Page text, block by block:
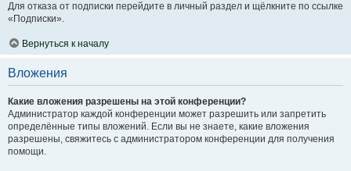
Для отказа от подписки перейдите в личный раздел и щёлкните по ссылке
«Подписки».
Вернуться к началу
Вложения
Какие вложения разрешены на этой конференции?
Администратор каждой конференции может разрешить или запретить
определённые типы вложений. Если вы не знаете, какие вложения
разрешены, свяжитесь с администратором конференции для получения
помощи.